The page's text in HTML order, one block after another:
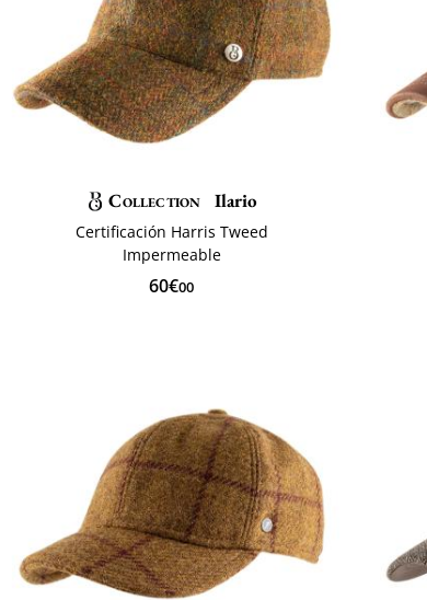
Collection Ilario
Certificación Harris Tweed
Impermeable
60€00